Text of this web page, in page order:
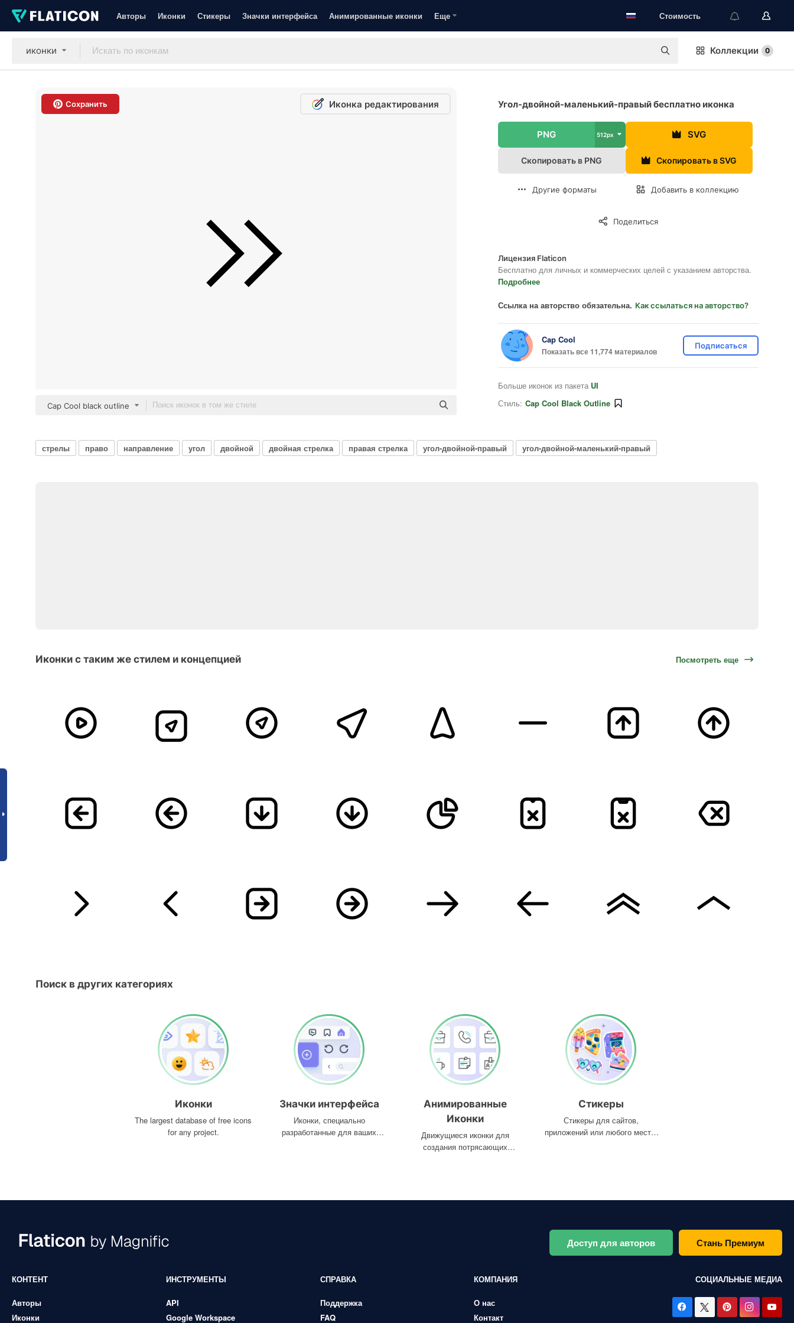
Авторы Иконки Стикеры Значки интерфейса Анимированные иконки Еще Стоимость
иконки Коллекции 0
Сохранить Иконка редактирования
Cap Cool black outline
Угол-двойной-маленький-правый бесплатно иконка
PNG 512px SVG
Скопировать в PNG Скопировать в SVG
Другие форматы Добавить в коллекцию
Поделиться
Лицензия Flaticon
Бесплатно для личных и коммерческих целей с указанием авторства.
Подробнее
Ссылка на авторство обязательна. Как ссылаться на авторство?
Cap Cool
Показать все 11,774 материалов
Подписаться
Больше иконок из пакета UI
Стиль: Cap Cool Black Outline
стрелы право направление угол двойной двойная стрелка правая стрелка угол-двойной-правый угол-двойной-маленький-правый
Иконки с таким же стилем и концепцией Посмотреть еще
Поиск в других категориях
Иконки
The largest database of free icons
for any project.
Значки интерфейса
Иконки, специально
разработанные для ваших
Анимированные
Иконки
Движущиеся иконки для
создания потрясающих
Стикеры
Стикеры для сайтов,
приложений или любого места,
Доступ для авторов Стань Премиум
КОНТЕНТ
Авторы
Иконки
ИНСТРУМЕНТЫ
API
Google Workspace
СПРАВКА
Поддержка
FAQ
КОМПАНИЯ
О нас
Контакт
СОЦИАЛЬНЫЕ МЕДИА